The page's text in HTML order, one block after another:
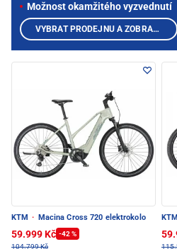
KTM · Macina Cross 720 elektrokolo
59.999 Kč -42 %
104.799 Kč
KTM
Možnost okamžitého vyzvednutí
VYBRAT PRODEJNU A ZOBRAZIT PRODUKTY